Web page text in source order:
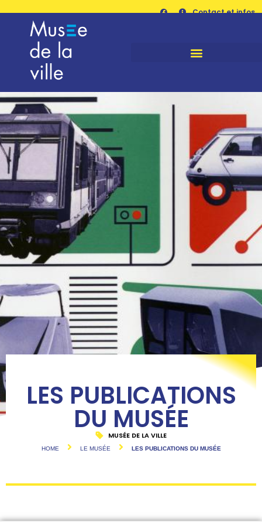
Contact et infos
LES PUBLICATIONS
DU MUSÉE
MUSÉE DE LA VILLE
HOME LE MUSÉE LES PUBLICATIONS DU MUSÉE